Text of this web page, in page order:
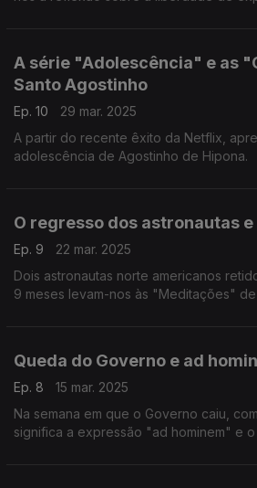
A série "Adolescência" e as
Santo Agostinho
Ep. 10
29 mar. 2025
A partir do recente êxito da Netflix,
adolescência de Agostinho de Hipona.
O regresso dos astronautas
Ep. 9
22 mar. 2025
Dois astronautas norte americanos
9 meses levam-nos às "Meditações"
Queda do Governo e ad
Ep. 8
15 mar. 2025
Na semana em que o Governo caiu,
significa a expressão "ad hominem" e